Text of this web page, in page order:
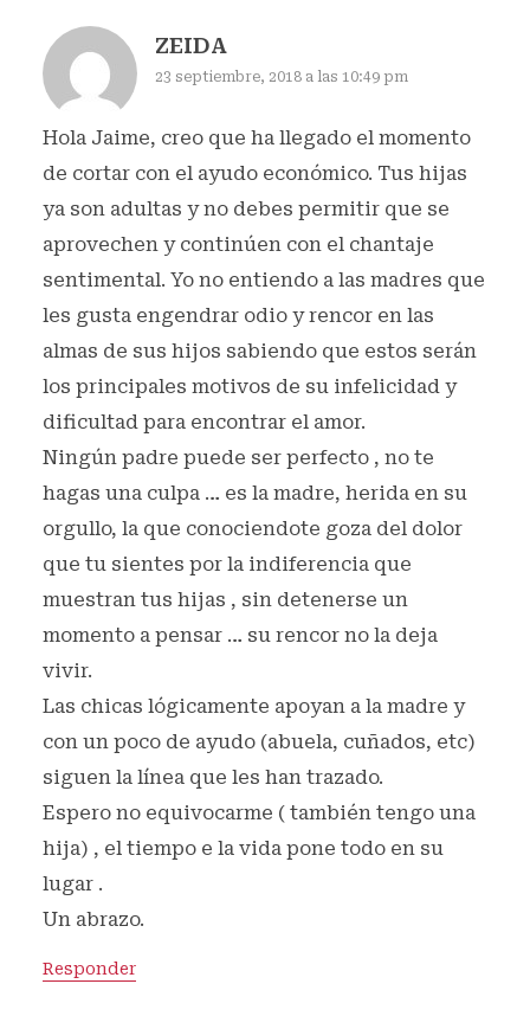
ZEIDA
23 septiembre, 2018 a las 10:49 pm
Hola Jaime, creo que ha llegado el momento
de cortar con el ayudo económico. Tus hijas
ya son adultas y no debes permitir que se
aprovechen y continúen con el chantaje
sentimental. Yo no entiendo a las madres que
les gusta engendrar odio y rencor en las
almas de sus hijos sabiendo que estos serán
los principales motivos de su infelicidad y
dificultad para encontrar el amor.
Ningún padre puede ser perfecto , no te
hagas una culpa … es la madre, herida en su
orgullo, la que conociendote goza del dolor
que tu sientes por la indiferencia que
muestran tus hijas , sin detenerse un
momento a pensar … su rencor no la deja
vivir.
Las chicas lógicamente apoyan a la madre y
con un poco de ayudo (abuela, cuñados, etc)
siguen la línea que les han trazado.
Espero no equivocarme ( también tengo una
hija) , el tiempo e la vida pone todo en su
lugar .
Un abrazo.
Responder